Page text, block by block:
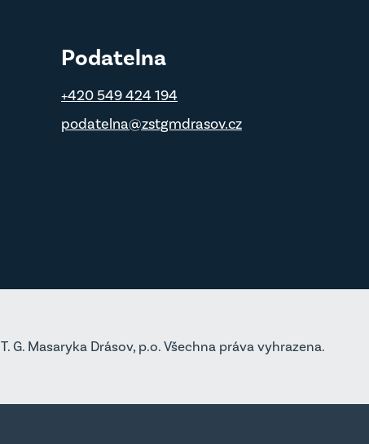
Podatelna
+420 549 424 194
podatelna@zstgmdrasov.cz
G. Masaryka Drásov, p.o. Všechna práva vyhrazena.